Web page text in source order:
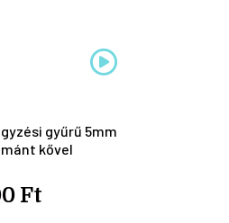
gyűrű 5mm
kővel
Ft